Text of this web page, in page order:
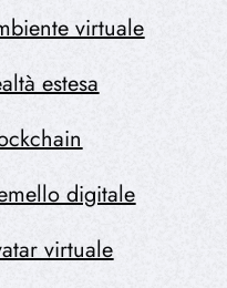
virtuale
estesa
digitale
virtuale